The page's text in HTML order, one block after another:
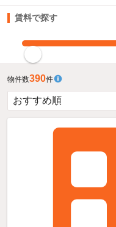
賃料で探す
物件数390件